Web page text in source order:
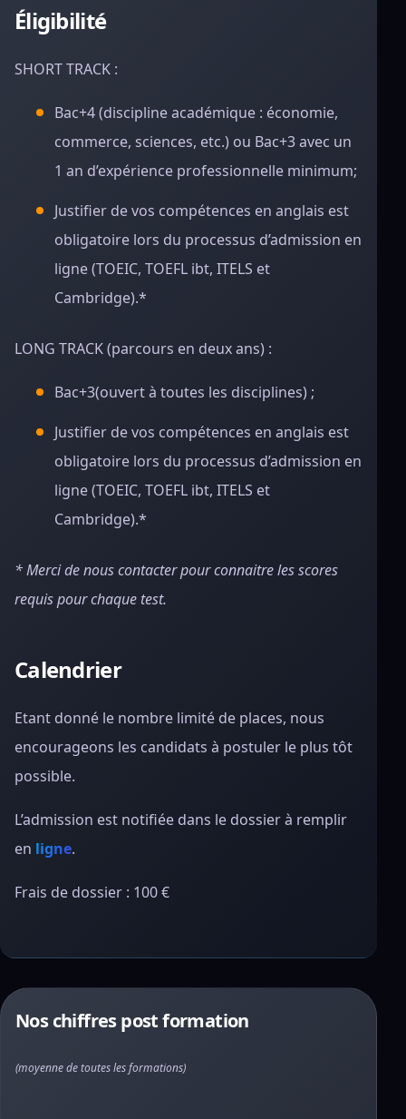
Éligibilité
SHORT TRACK :
Bac+4 (discipline académique : économie,
commerce, sciences, etc.) ou Bac+3 avec un
1 an d’expérience professionnelle minimum;
Justifier de vos compétences en anglais est
obligatoire lors du processus d’admission en
ligne (TOEIC, TOEFL ibt, ITELS et
Cambridge).*
LONG TRACK (parcours en deux ans) :
Bac+3(ouvert à toutes les disciplines) ;
Justifier de vos compétences en anglais est
obligatoire lors du processus d’admission en
ligne (TOEIC, TOEFL ibt, ITELS et
Cambridge).*
* Merci de nous contacter pour connaitre les scores
requis pour chaque test.
Calendrier
Etant donné le nombre limité de places, nous
encourageons les candidats à postuler le plus tôt
possible.
L’admission est notifiée dans le dossier à remplir
en ligne.
Frais de dossier : 100 €
Nos chiffres post formation
(moyenne de toutes les formations)